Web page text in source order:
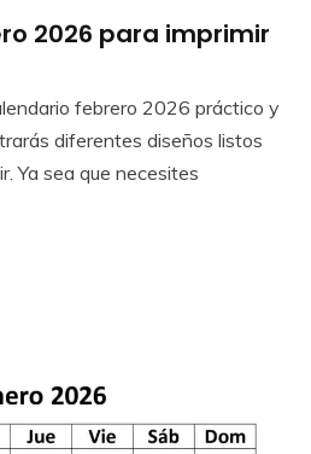
2026 para imprimir
febrero 2026 práctico y
diferentes diseños listos
Ya sea que necesites